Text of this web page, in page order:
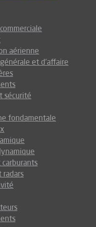
aérienne
et d’affaire
sécurité
fondamentale
carburants
radars